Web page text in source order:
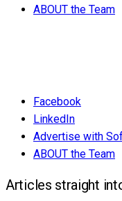
ABOUT the Team
Facebook
LinkedIn
Advertise with
ABOUT the Team
Articles straight